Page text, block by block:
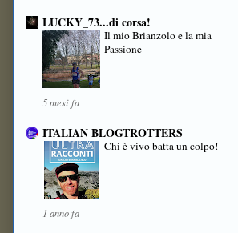
LUCKY_73...di corsa!
Il mio Brianzolo e la mia
Passione
5 mesi fa
ITALIAN BLOGTROTTERS
Chi è vivo batta un colpo!
1 anno fa